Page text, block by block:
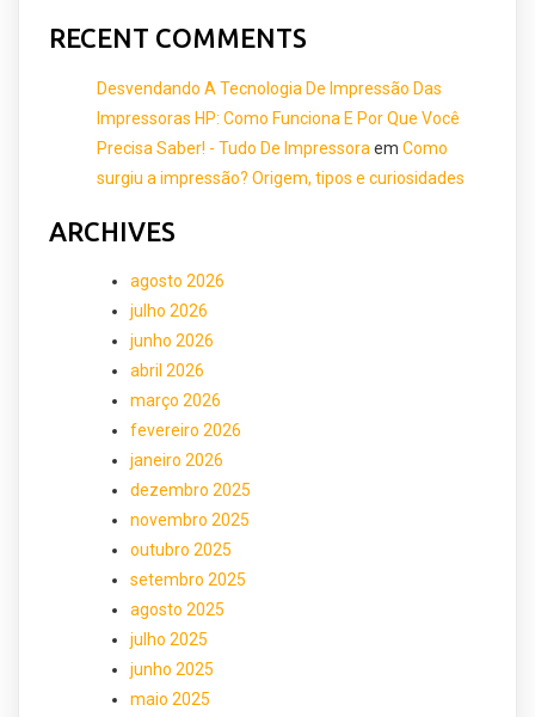
RECENT COMMENTS
Desvendando A Tecnologia De Impressão Das
Impressoras HP: Como Funciona E Por Que Você
Precisa Saber! - Tudo De Impressora em Como
surgiu a impressão? Origem, tipos e curiosidades
ARCHIVES
agosto 2026
julho 2026
junho 2026
abril 2026
março 2026
fevereiro 2026
janeiro 2026
dezembro 2025
novembro 2025
outubro 2025
setembro 2025
agosto 2025
julho 2025
junho 2025
maio 2025